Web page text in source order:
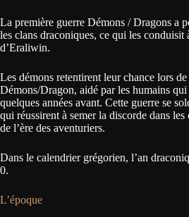
La première guerre Démons / Dragons a
les clans draconiques, ce qui les conduisit
d’Eraliwin.
Les démons retentirent leur chance lors
Démons/Dragon, aidé par les humains
quelques années avant. Cette guerre se
qui réussirent à semer la discorde dans
de l’ère des aventuriers.
Dans le calendrier grégorien, l’an
0.
L’époque